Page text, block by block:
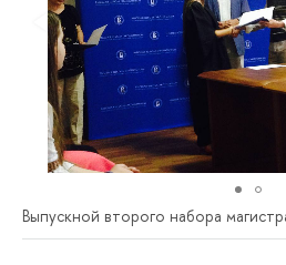
Выпускной второго набора